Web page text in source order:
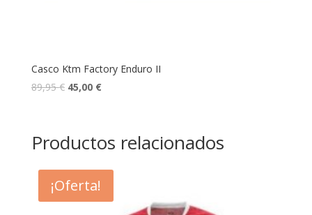
Casco Ktm Factory Enduro II
89,95€ 45,00 €
Productos relacionados
¡Oferta!